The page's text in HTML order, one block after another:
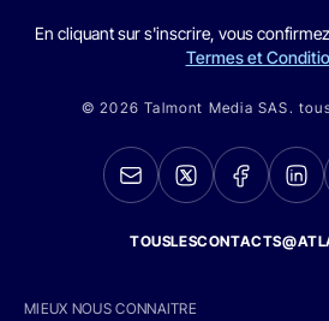
En cliquant sur s'inscrire, vous
Termes et
© 2026 Talmont Media SAS.
MIEUX NOUS CONNAITRE